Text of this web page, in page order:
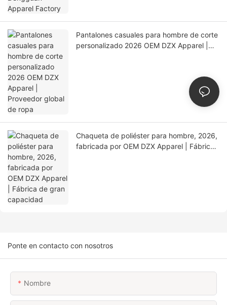
Pantalones casuales para hombre de corte
personalizado 2026 OEM DZX Apparel |
Chaqueta de poliéster para hombre, 2026,
fabricada por OEM DZX Apparel | Fábrica
Ponte en contacto con nosotros
Nombre